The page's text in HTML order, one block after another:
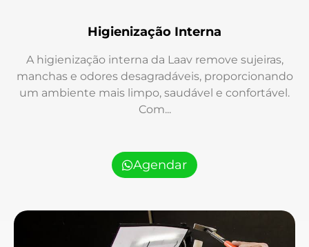
Higienização Interna
A higienização interna da Laav remove sujeiras,
manchas e odores desagradáveis, proporcionando
um ambiente mais limpo, saudável e confortável.
Com...
Agendar